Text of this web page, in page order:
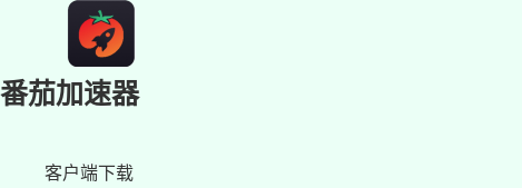
番茄加速器
客户端下载